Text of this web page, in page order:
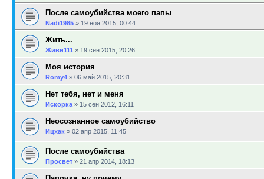
После самоубийства моего папы
Nadi1985 » 19 ноя 2015, 00:44
Жить...
Живи111 » 19 сен 2015, 20:26
Моя история
Romy4 » 06 май 2015, 20:31
Нет тебя, нет и меня
Искорка » 15 сен 2012, 16:11
Неосознанное самоубийство
Ицхак » 02 апр 2015, 11:45
После самоубийства
Просвет » 21 апр 2014, 18:13